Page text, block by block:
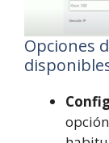
Opciones